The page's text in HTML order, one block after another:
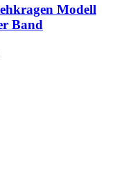
Modell
Band